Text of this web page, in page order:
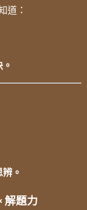
道：
。
解題力